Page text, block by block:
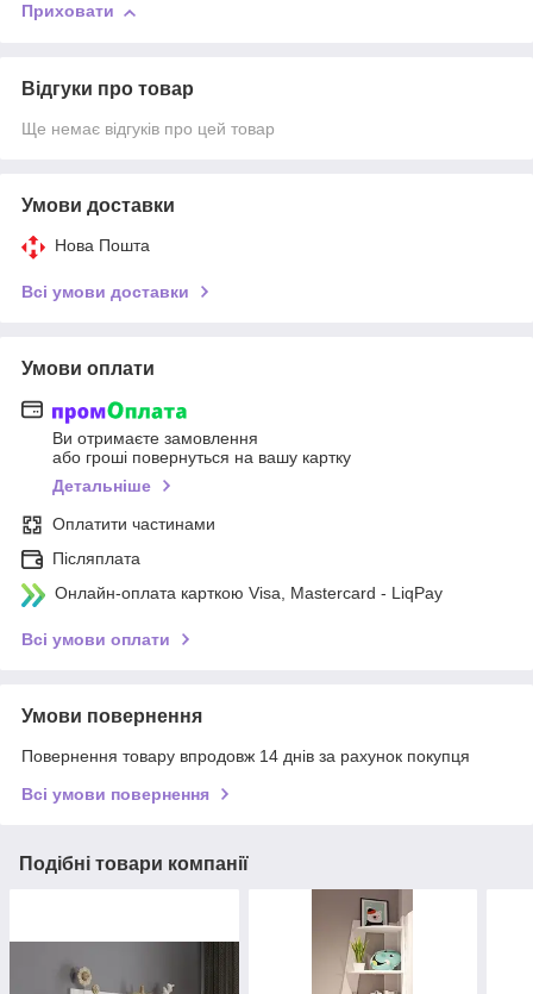
Приховати
Відгуки про товар
Ще немає відгуків про цей товар
Умови доставки
Нова Пошта
Всі умови доставки
Умови оплати
Ви отримаєте замовлення
або гроші повернуться на вашу картку
Детальніше
Оплатити частинами
Післяплата
Онлайн-оплата карткою Visa, Mastercard - LiqPay
Всі умови оплати
Умови повернення
Повернення товару впродовж 14 днів за рахунок покупця
Всі умови повернення
Подібні товари компанії